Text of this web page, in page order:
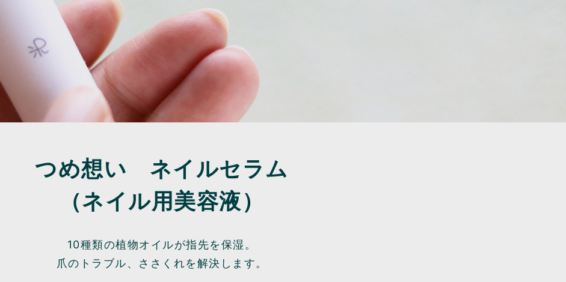
つめ想い ネイルセラム
（ネイル用美容液）
10種類の植物オイルが指先を保湿。
爪のトラブル、ささくれを解決します。